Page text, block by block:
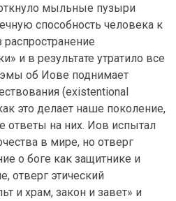
мыльные пузыри
способность человека к
распространение
и в результате утратило все
об Иове поднимает
(existentional
это делает наше поколение,
ответы на них. Иов испытал
в мире, но отверг
о боге как защитнике и
отверг этический
и храм, закон и завет» и